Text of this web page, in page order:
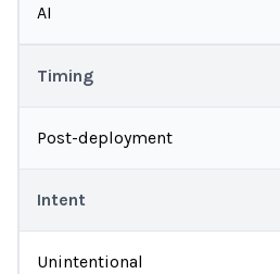
AI
Timing
Post-deployment
Intent
Unintentional